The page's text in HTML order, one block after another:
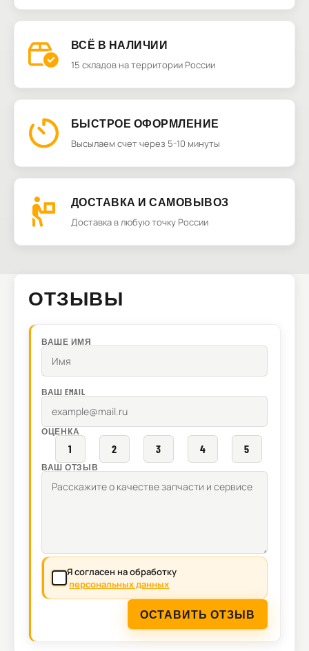
ВСЁ В НАЛИЧИИ
15 складов на территории России
БЫСТРОЕ ОФОРМЛЕНИЕ
Высылаем счет через 5-10 минуты
ДОСТАВКА И САМОВЫВОЗ
Доставка в любую точку России
ОТЗЫВЫ
ВАШЕ ИМЯ
ВАШ EMAIL
ОЦЕНКА
1 2 3 4 5
ВАШ ОТЗЫВ
Я согласен на обработку
персональных данных
ОСТАВИТЬ ОТЗЫВ